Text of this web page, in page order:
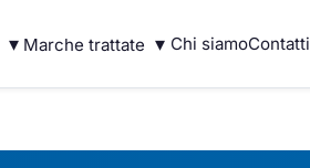
▾ Marche trattate ▾ Chi siamoContatti